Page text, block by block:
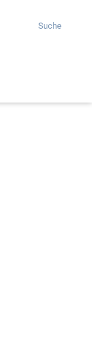
Suche